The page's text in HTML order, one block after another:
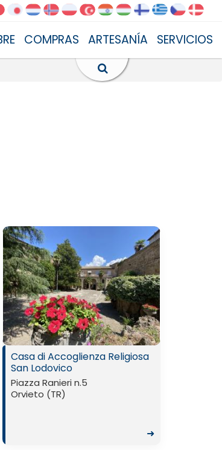
COMPRAS ARTESANÍA SERVICIOS
Casa di Accoglienza Religiosa
San Lodovico
Piazza Ranieri n.5
Orvieto (TR)
➜